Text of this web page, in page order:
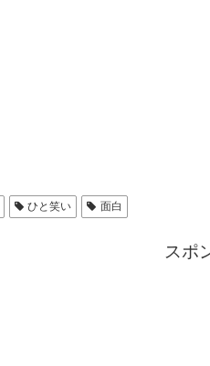
ひと笑い 面白
スポ